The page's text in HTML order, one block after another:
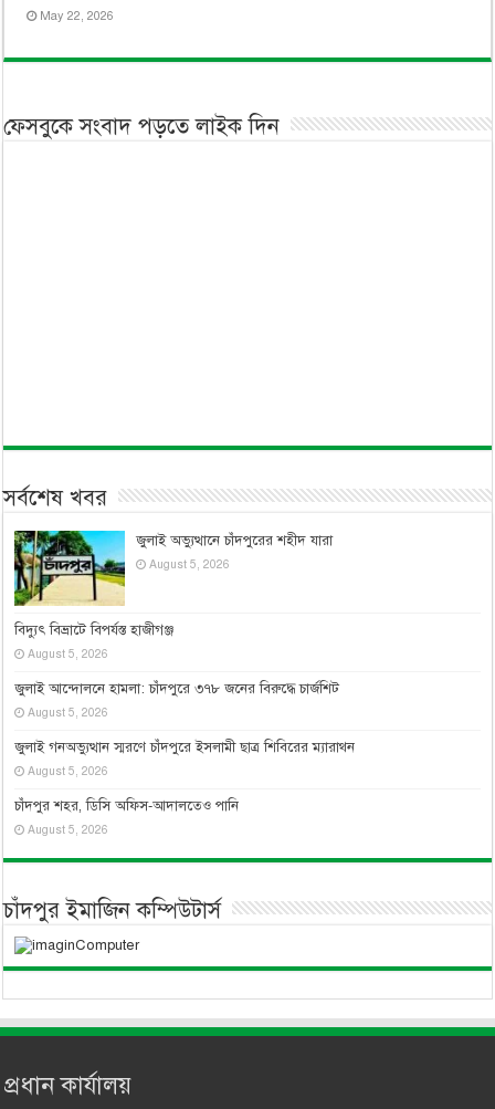
May 22, 2026
ফেসবুকে সংবাদ পড়তে লাইক দিন
সর্বশেষ খবর
জুলাই অভ্যুত্থানে চাঁদপুরের শহীদ যারা
August 5, 2026
বিদ্যুৎ বিভ্রাটে বিপর্যস্ত হাজীগঞ্জ
August 5, 2026
জুলাই আন্দোলনে হামলা: চাঁদপুরে ৩৭৮ জনের বিরুদ্ধে চার্জশিট
August 5, 2026
জুলাই গনঅভ্যুত্থান স্মরণে চাঁদপুরে ইসলামী ছাত্র শিবিরের ম্যারাথন
August 5, 2026
চাঁদপুর শহর, ডিসি অফিস-আদালতেও পানি
August 5, 2026
চাঁদপুর ইমাজিন কম্পিউটার্স
প্রধান কার্যালয়